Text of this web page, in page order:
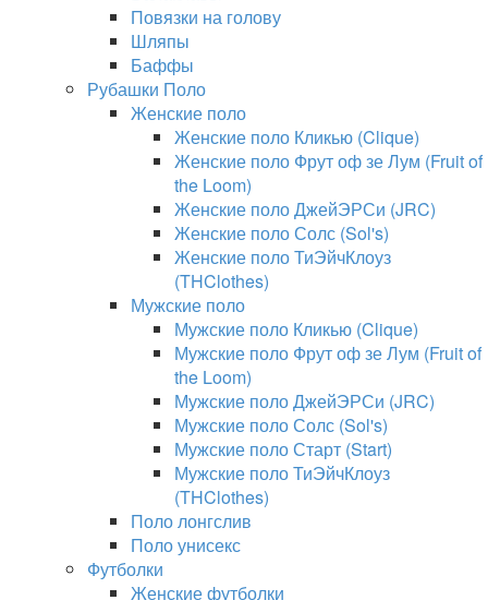
Повязки на голову
Шляпы
Баффы
Рубашки Поло
Женские поло
Женские поло Кликью (Clique)
Женские поло Фрут оф зе Лум (Fruit of
the Loom)
Женские поло ДжейЭРСи (JRC)
Женские поло Солс (Sol's)
Женские поло ТиЭйчКлоуз
(THClothes)
Мужские поло
Мужские поло Кликью (Clique)
Мужские поло Фрут оф зе Лум (Fruit of
the Loom)
Мужские поло ДжейЭРСи (JRC)
Мужские поло Солс (Sol's)
Мужские поло Старт (Start)
Мужские поло ТиЭйчКлоуз
(THClothes)
Поло лонгслив
Поло унисекс
Футболки
Женские футболки